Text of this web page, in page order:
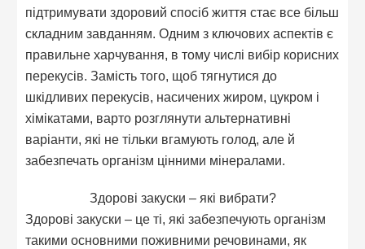
підтримувати здоровий спосіб життя стає все більш
складним завданням. Одним з ключових аспектів є
правильне харчування, в тому числі вибір корисних
перекусів. Замість того, щоб тягнутися до
шкідливих перекусів, насичених жиром, цукром і
хімікатами, варто розглянути альтернативні
варіанти, які не тільки вгамують голод, але й
забезпечать організм цінними мінералами.
Здорові закуски – які вибрати?
Здорові закуски – це ті, які забезпечують організм
такими основними поживними речовинами, як